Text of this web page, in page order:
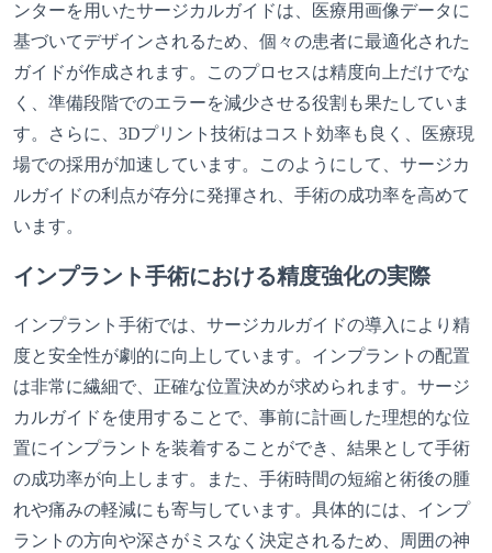
ンターを用いたサージカルガイドは、医療用画像データに
基づいてデザインされるため、個々の患者に最適化された
ガイドが作成されます。このプロセスは精度向上だけでな
く、準備段階でのエラーを減少させる役割も果たしていま
す。さらに、3Dプリント技術はコスト効率も良く、医療現
場での採用が加速しています。このようにして、サージカ
ルガイドの利点が存分に発揮され、手術の成功率を高めて
います。
インプラント手術における精度強化の実際
インプラント手術では、サージカルガイドの導入により精
度と安全性が劇的に向上しています。インプラントの配置
は非常に繊細で、正確な位置決めが求められます。サージ
カルガイドを使用することで、事前に計画した理想的な位
置にインプラントを装着することができ、結果として手術
の成功率が向上します。また、手術時間の短縮と術後の腫
れや痛みの軽減にも寄与しています。具体的には、インプ
ラントの方向や深さがミスなく決定されるため、周囲の神